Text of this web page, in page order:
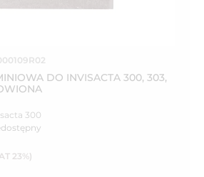
DO INVISACTA 300, 303,
300
23%)